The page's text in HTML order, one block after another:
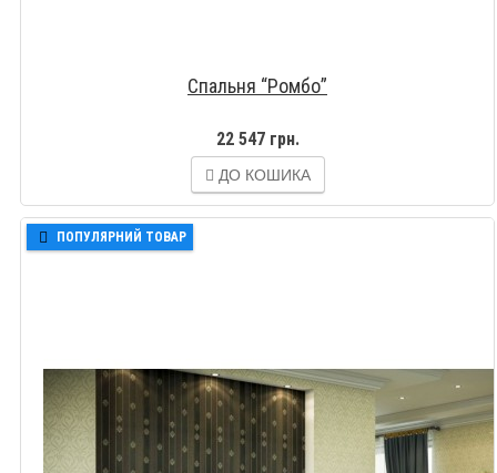
Спальня “Ромбо”
22 547 грн.
ДО КОШИКА
ПОПУЛЯРНИЙ ТОВАР